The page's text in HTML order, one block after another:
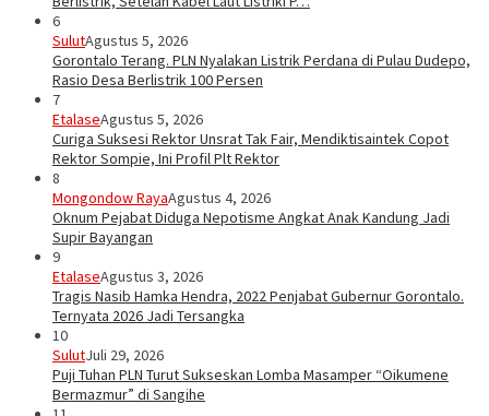
6
SulutAgustus 5, 2026
Gorontalo Terang. PLN Nyalakan Listrik Perdana di Pulau Dudepo,
Rasio Desa Berlistrik 100 Persen
7
EtalaseAgustus 5, 2026
Curiga Suksesi Rektor Unsrat Tak Fair, Mendiktisaintek Copot
Rektor Sompie, Ini Profil Plt Rektor
8
Mongondow RayaAgustus 4, 2026
Oknum Pejabat Diduga Nepotisme Angkat Anak Kandung Jadi
Supir Bayangan
9
EtalaseAgustus 3, 2026
Tragis Nasib Hamka Hendra, 2022 Penjabat Gubernur Gorontalo.
Ternyata 2026 Jadi Tersangka
10
SulutJuli 29, 2026
Puji Tuhan PLN Turut Sukseskan Lomba Masamper “Oikumene
Bermazmur” di Sangihe